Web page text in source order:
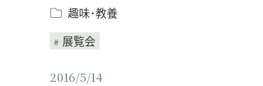
趣味･教養
展覧会
2016/5/14